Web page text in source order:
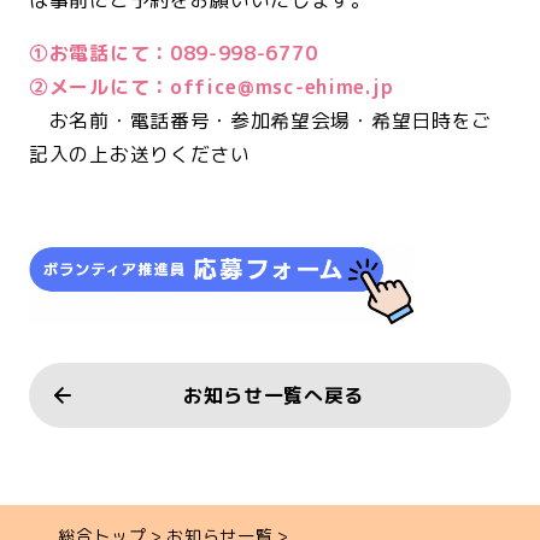
①お電話にて：089-998-6770
②メールにて：office@msc-ehime.jp
お名前・電話番号・参加希望会場・希望日時をご
記入の上お送りください
お知らせ一覧へ戻る